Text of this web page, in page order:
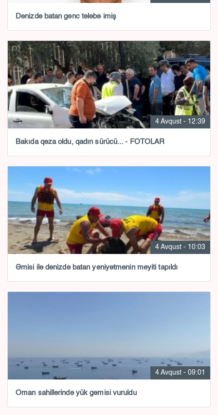
Dənizdə batan gənc tələbə imiş
4 Avqust - 12:39
Bakıda qəza oldu, qadın sürücü... - FOTOLAR
4 Avqust - 10:03
Əmisi ilə dənizdə batan yeniyətmənin meyiti tapıldı
4 Avqust - 09:01
Oman sahillərində yük gəmisi vuruldu